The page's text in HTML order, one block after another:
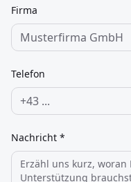
Firma
Telefon
Nachricht *